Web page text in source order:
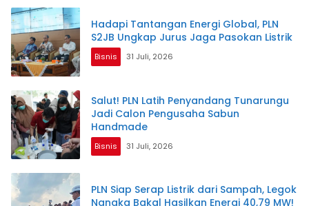
Hadapi Tantangan Energi Global, PLN
S2JB Ungkap Jurus Jaga Pasokan Listrik
Bisnis 31 Juli, 2026
Salut! PLN Latih Penyandang Tunarungu
Jadi Calon Pengusaha Sabun
Handmade
Bisnis 31 Juli, 2026
PLN Siap Serap Listrik dari Sampah, Legok
Nangka Bakal Hasilkan Energi 40,79 MW!